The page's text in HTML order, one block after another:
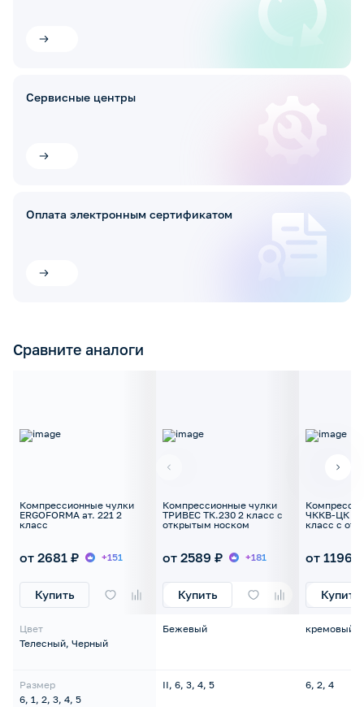
Сервисные центры
Оплата электронным сертификатом
Сравните аналоги
Компрессионные чулки
ERGOFORMA ат. 221 2
класс
от 2681 ₽ +151
Купить
Цвет
Телесный, Черный
Размер
6, 1, 2, 3, 4, 5
Компрессионные чулки
ТРИВЕС ТК.230 2 класс с
открытым носком
от 2589 ₽ +181
Купить
Бежевый
II, 6, 3, 4, 5
ЧККВ-ЦК
класс с
от 1196 ₽
Купить
кремовый/
6, 2, 4